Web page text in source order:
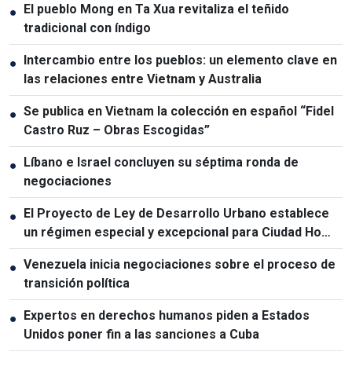
● El pueblo Mong en Ta Xua revitaliza el teñido
tradicional con índigo
● Intercambio entre los pueblos: un elemento clave en
las relaciones entre Vietnam y Australia
● Se publica en Vietnam la colección en español “Fidel
Castro Ruz – Obras Escogidas”
● Líbano e Israel concluyen su séptima ronda de
negociaciones
● El Proyecto de Ley de Desarrollo Urbano establece
un régimen especial y excepcional para Ciudad Ho
Chi Minh
● Venezuela inicia negociaciones sobre el proceso de
transición política
● Expertos en derechos humanos piden a Estados
Unidos poner fin a las sanciones a Cuba